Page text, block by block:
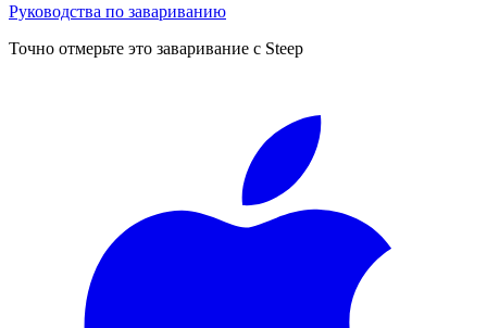
Руководства по завариванию
Точно отмерьте это заваривание с Steep